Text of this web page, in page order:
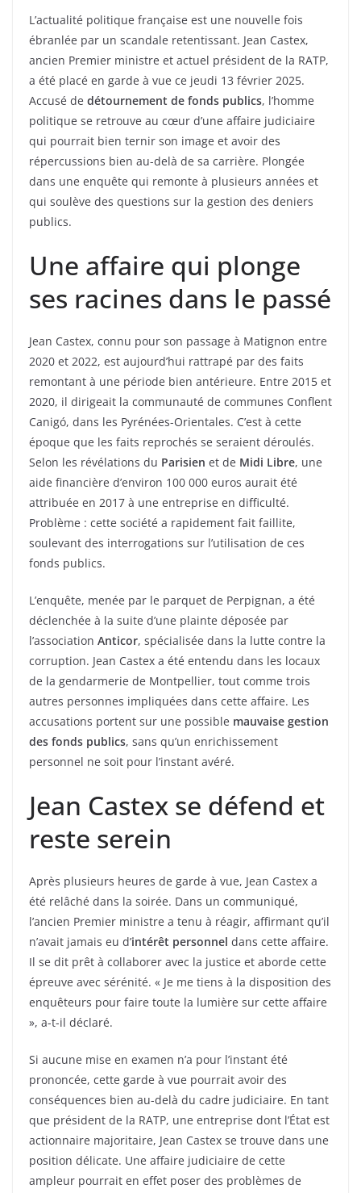
L’actualité politique française est une nouvelle fois
ébranlée par un scandale retentissant. Jean Castex,
ancien Premier ministre et actuel président de la RATP,
a été placé en garde à vue ce jeudi 13 février 2025.
Accusé de détournement de fonds publics, l’homme
politique se retrouve au cœur d’une affaire judiciaire
qui pourrait bien ternir son image et avoir des
répercussions bien au-delà de sa carrière. Plongée
dans une enquête qui remonte à plusieurs années et
qui soulève des questions sur la gestion des deniers
publics.
Une affaire qui plonge
ses racines dans le passé
Jean Castex, connu pour son passage à Matignon entre
2020 et 2022, est aujourd’hui rattrapé par des faits
remontant à une période bien antérieure. Entre 2015 et
2020, il dirigeait la communauté de communes Conflent
Canigó, dans les Pyrénées-Orientales. C’est à cette
époque que les faits reprochés se seraient déroulés.
Selon les révélations du Parisien et de Midi Libre, une
aide financière d’environ 100 000 euros aurait été
attribuée en 2017 à une entreprise en difficulté.
Problème : cette société a rapidement fait faillite,
soulevant des interrogations sur l’utilisation de ces
fonds publics.
L’enquête, menée par le parquet de Perpignan, a été
déclenchée à la suite d’une plainte déposée par
l’association Anticor, spécialisée dans la lutte contre la
corruption. Jean Castex a été entendu dans les locaux
de la gendarmerie de Montpellier, tout comme trois
autres personnes impliquées dans cette affaire. Les
accusations portent sur une possible mauvaise gestion
des fonds publics, sans qu’un enrichissement
personnel ne soit pour l’instant avéré.
Jean Castex se défend et
reste serein
Après plusieurs heures de garde à vue, Jean Castex a
été relâché dans la soirée. Dans un communiqué,
l’ancien Premier ministre a tenu à réagir, affirmant qu’il
n’avait jamais eu d’intérêt personnel dans cette affaire.
Il se dit prêt à collaborer avec la justice et aborde cette
épreuve avec sérénité. « Je me tiens à la disposition des
enquêteurs pour faire toute la lumière sur cette affaire
», a-t-il déclaré.
Si aucune mise en examen n’a pour l’instant été
prononcée, cette garde à vue pourrait avoir des
conséquences bien au-delà du cadre judiciaire. En tant
que président de la RATP, une entreprise dont l’État est
actionnaire majoritaire, Jean Castex se trouve dans une
position délicate. Une affaire judiciaire de cette
ampleur pourrait en effet poser des problèmes de